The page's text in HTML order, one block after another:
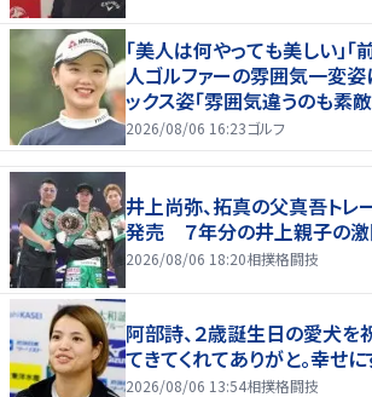
「美人は何やっても美しい」「
人ゴルファーの雰囲気一変
ックス姿「雰囲気違うのも素敵
2026/08/06 16:23ゴルフ
井上尚弥、拓真の父真吾トレ
発売 ７年分の井上親子の
2026/08/06 18:20相撲格闘技
阿部詩、２歳誕生日の愛犬を
てきてくれてありがと。幸せ
2026/08/06 13:54相撲格闘技